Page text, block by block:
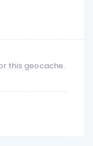
this geocache.